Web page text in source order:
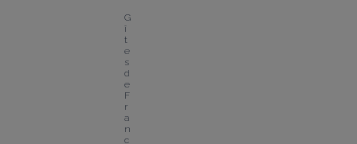
G
î
t
e
s
d
e
F
r
a
n
c